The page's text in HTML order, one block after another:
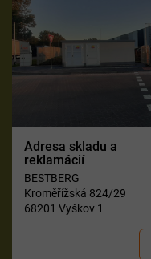
Adresa skladu a
reklamácií
BESTBERG
Kroměřížská 824/29
68201 Vyškov 1